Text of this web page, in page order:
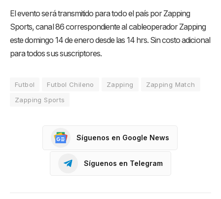
El evento será transmitido para todo el país por Zapping
Sports, canal 86 correspondiente al cableoperador Zapping
este domingo 14 de enero desde las 14 hrs. Sin costo adicional
para todos sus suscriptores.
Futbol Futbol Chileno Zapping
Zapping Match
Zapping Sports
Síguenos en Google News
Síguenos en Telegram